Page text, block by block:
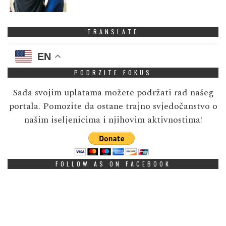
TRANSLATE
EN
PODRZITE FOKUS
Sada svojim uplatama možete podržati rad našeg
portala. Pomozite da ostane trajno svjedočanstvo o
našim iseljenicima i njihovim aktivnostima!
FOLLOW AS ON FACEBOOK